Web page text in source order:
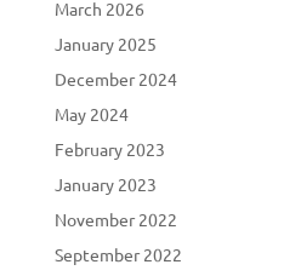
March 2026
January 2025
December 2024
May 2024
February 2023
January 2023
November 2022
September 2022